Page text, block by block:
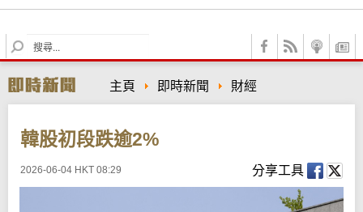
S
e
r
c
主頁 即時新聞 財經
韓股初段跌逾2%
2026-06-04 HKT 08:29 分享工具